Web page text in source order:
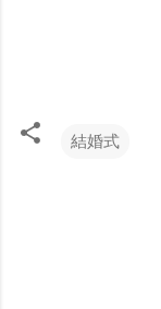
結婚式